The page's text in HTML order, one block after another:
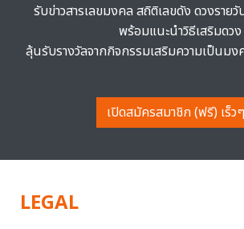
รับข่าวสารเลขมงคล สถิติเลขดัง ดวงราย
พร้อมแนะนำวิธีเสริมดวง
ลุ้นรับรางวัลจากกิจกรรมเสริมความเป็นมง
เปิดสมัครสมาชิก (ฟรี) เร็ว
LEGAL